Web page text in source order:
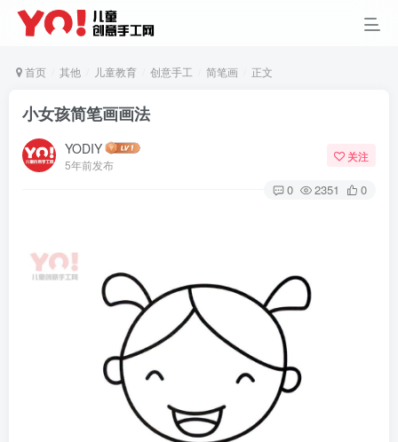
首页 其他 儿童教育 创意手工 简笔画 正文
小女孩简笔画画法
YODIY
5年前发布
关注
0 2351 0